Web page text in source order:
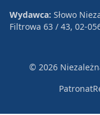
Wydawca: Słowo
Filtrowa 63 / 43, 02-
© 2026
Patronat